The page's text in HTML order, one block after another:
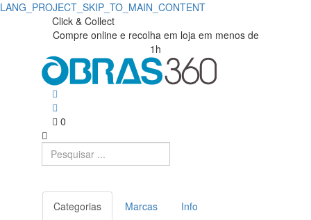
LANG_PROJECT_SKIP_TO_MAIN_CONTENT
Click & Collect
Compre online e recolha em loja em menos de
1h
0
Categorias Marcas
Info